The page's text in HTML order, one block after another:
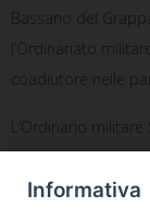
Bassano del
l’Ordinariato
coadiutore nelle
L’Ordinario
diocesi castrense
Informativa